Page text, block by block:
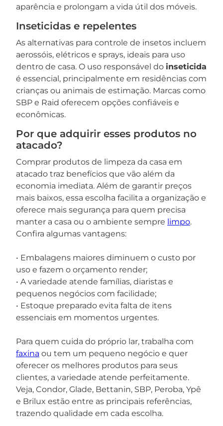
aparência e prolongam a vida útil dos móveis.
Inseticidas e repelentes
As alternativas para controle de insetos incluem
aerossóis, elétricos e sprays, ideais para uso
dentro de casa. O uso responsável do inseticida
é essencial, principalmente em residências com
crianças ou animais de estimação. Marcas como
SBP e Raid oferecem opções confiáveis e
econômicas.
Por que adquirir esses produtos no
atacado?
Comprar produtos de limpeza da casa em
atacado traz benefícios que vão além da
economia imediata. Além de garantir preços
mais baixos, essa escolha facilita a organização e
oferece mais segurança para quem precisa
manter a casa ou o ambiente sempre limpo.
Confira algumas vantagens:
• Embalagens maiores diminuem o custo por
uso e fazem o orçamento render;
• A variedade atende famílias, diaristas e
pequenos negócios com facilidade;
• Estoque preparado evita falta de itens
essenciais em momentos urgentes.
Para quem cuida do próprio lar, trabalha com
faxina ou tem um pequeno negócio e quer
oferecer os melhores produtos para seus
clientes, a variedade atende perfeitamente.
Veja, Condor, Glade, Bettanin, SBP, Peroba, Ypê
e Brilux estão entre as principais referências,
trazendo qualidade em cada escolha.